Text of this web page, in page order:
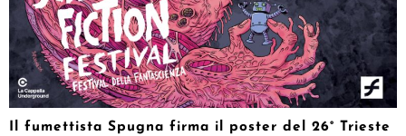
Il fumettista Spugna firma il poster del 26° Trieste